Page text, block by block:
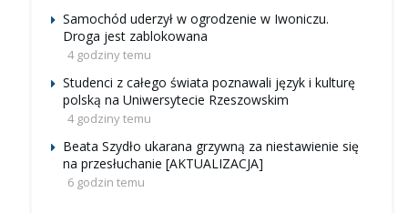
Samochód uderzył w ogrodzenie w Iwoniczu.
Droga jest zablokowana
4 godziny temu
Studenci z całego świata poznawali język i kulturę
polską na Uniwersytecie Rzeszowskim
4 godziny temu
Beata Szydło ukarana grzywną za niestawienie się
na przesłuchanie [AKTUALIZACJA]
6 godzin temu